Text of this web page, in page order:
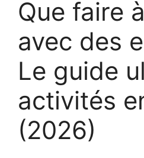
Que faire
avec des
Le guide
activités
(2026)